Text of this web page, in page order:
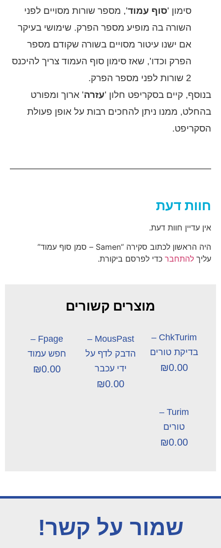
סימון 'סוף עמוד', מספר שורות מסויים לפני
השורה בה מופיע מספר הפרק. שימושי בעיקר
אם ישנו עיטור מסויים בשורה שקודם מספר
הפרק וכדו', שאז סימון סוף העמוד צריך להיכנס
2 שורות לפני מספר הפרק.
בנוסף, קיים בסקריפט חלון 'עזרה' ארוך ומפורט
בהחלט, ממנו ניתן להחכים רבות על אופן פעולת
הסקריפט.
חוות דעת
אין עדיין חוות דעת.
היה הראשון לכתוב סקירה “Samen – סמן סוף עמוד”
עליך להתחבר כדי לפרסם ביקורת.
מוצרים קשורים
ChkTurim –
בדיקת טורים
₪0.00
MousPast –
הדבק לדף על
ידי עכבר
₪0.00
Fpage –
חפש עמוד
₪0.00
Turim –
טורים
₪0.00
שמור על קשר!